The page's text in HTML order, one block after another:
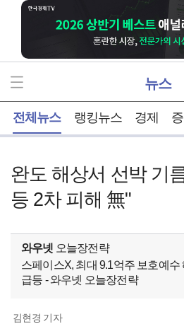
뉴스
전체뉴스 랭킹뉴스 경제
완도 해상서 선박 기
등 2차 피해 無"
와우넷 오늘장전략
스페이스X, 최대 9.1억주 보호예수
급등 - 와우넷 오늘장전략
김현경 기자